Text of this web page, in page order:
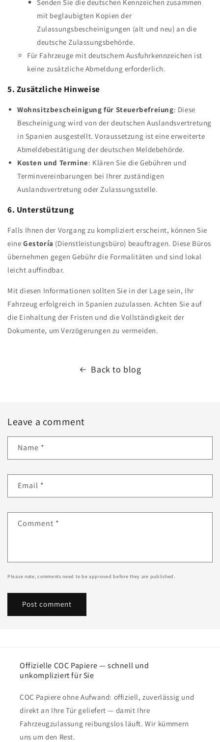
Senden Sie die deutschen Kennzeichen zusammen
mit beglaubigten Kopien der
Zulassungsbescheinigungen (alt und neu) an die
deutsche Zulassungsbehörde.
Für Fahrzeuge mit deutschem Ausfuhrkennzeichen ist
keine zusätzliche Abmeldung erforderlich.
5. Zusätzliche Hinweise
Wohnsitzbescheinigung für Steuerbefreiung: Diese
Bescheinigung wird von der deutschen Auslandsvertretung
in Spanien ausgestellt. Voraussetzung ist eine erweiterte
Abmeldebestätigung der deutschen Meldebehörde.
Kosten und Termine: Klären Sie die Gebühren und
Terminvereinbarungen bei Ihrer zuständigen
Auslandsvertretung oder Zulassungsstelle.
6. Unterstützung
Falls Ihnen der Vorgang zu kompliziert erscheint, können Sie
eine Gestoría (Dienstleistungsbüro) beauftragen. Diese Büros
übernehmen gegen Gebühr die Formalitäten und sind lokal
leicht auffindbar.
Mit diesen Informationen sollten Sie in der Lage sein, Ihr
Fahrzeug erfolgreich in Spanien zuzulassen. Achten Sie auf
die Einhaltung der Fristen und die Vollständigkeit der
Dokumente, um Verzögerungen zu vermeiden.
Back to blog
Leave a comment
Name *
Email *
Comment *
Please note, comments need to be approved before they are published.
Offizielle COC Papiere — schnell und
unkompliziert für Sie
COC Papiere ohne Aufwand: offiziell, zuverlässig und
direkt an Ihre Tür geliefert — damit Ihre
Fahrzeugzulassung reibungslos läuft. Wir kümmern
uns um den Rest.